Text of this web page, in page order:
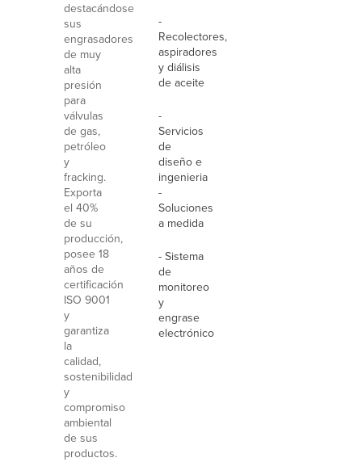
destacándose
sus
engrasadores
de muy
alta
presión
para
válvulas
de gas,
petróleo
y
fracking.
Exporta
el 40%
de su
producción,
posee 18
años de
certificación
ISO 9001
y
garantiza
la
calidad,
sostenibilidad
y
compromiso
ambiental
de sus
productos.
-
Recolectores,
aspiradores
y diálisis
de aceite
-
Servicios
de
diseño e
ingenieria
-
Soluciones
a medida
- Sistema
de
monitoreo
y
engrase
electrónico